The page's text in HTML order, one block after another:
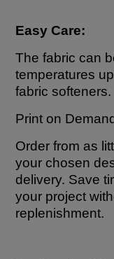
Easy Care:
The fabric can
temperatures
fabric softeners.
Print on
Order from as
your chosen
delivery. Save
your project
replenishment.